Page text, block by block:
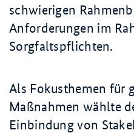
schwierigen
Anforderungen im
Sorgfaltspflichten.
Als Fokusthemen für
Maßnahmen wählte
Einbindung von